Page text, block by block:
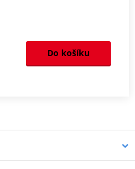
Do košíku